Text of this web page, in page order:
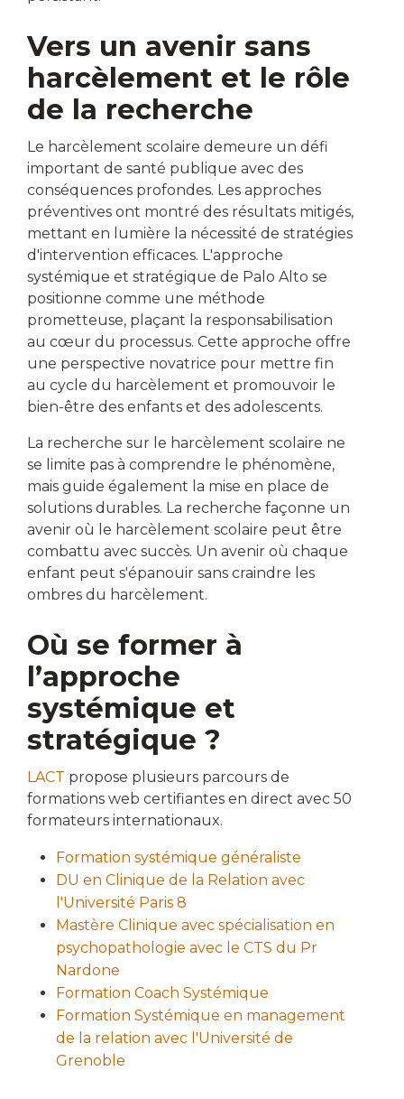
Vers un avenir sans
harcèlement et le rôle
de la recherche
Le harcèlement scolaire demeure un défi
important de santé publique avec des
conséquences profondes. Les approches
préventives ont montré des résultats mitigés,
mettant en lumière la nécessité de stratégies
d'intervention efficaces. L'approche
systémique et stratégique de Palo Alto se
positionne comme une méthode
prometteuse, plaçant la responsabilisation
au cœur du processus. Cette approche offre
une perspective novatrice pour mettre fin
au cycle du harcèlement et promouvoir le
bien-être des enfants et des adolescents.
La recherche sur le harcèlement scolaire ne
se limite pas à comprendre le phénomène,
mais guide également la mise en place de
solutions durables. La recherche façonne un
avenir où le harcèlement scolaire peut être
combattu avec succès. Un avenir où chaque
enfant peut s'épanouir sans craindre les
ombres du harcèlement.
Où se former à
l’approche
systémique et
stratégique ?
LACT propose plusieurs parcours de
formations web certifiantes en direct avec 50
formateurs internationaux.
Formation systémique généraliste
DU en Clinique de la Relation avec
l'Université Paris 8
Mastère Clinique avec spécialisation en
psychopathologie avec le CTS du Pr
Nardone
Formation Coach Systémique
Formation Systémique en management
de la relation avec l'Université de
Grenoble